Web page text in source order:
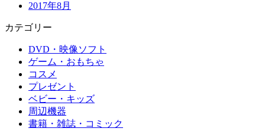
2017年8月
カテゴリー
DVD・映像ソフト
ゲーム・おもちゃ
コスメ
プレゼント
ベビー・キッズ
周辺機器
書籍・雑誌・コミック